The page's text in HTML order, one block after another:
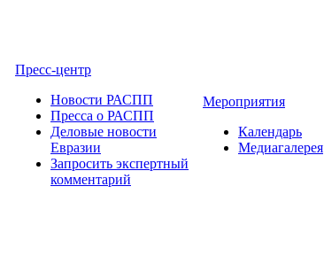
Пресс-центр
Новости РАСПП
Пресса о РАСПП
Деловые новости
Евразии
Запросить экспертный
комментарий
Мероприятия
Календарь
Медиагалерея